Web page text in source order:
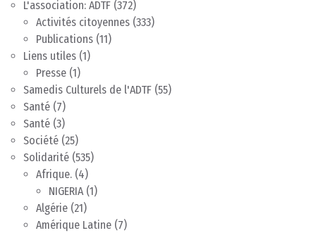
L'association: ADTF (372)
Activités citoyennes (333)
Publications (11)
Liens utiles (1)
Presse (1)
Samedis Culturels de l'ADTF (55)
Santé (7)
Santé (3)
Société (25)
Solidarité (535)
Afrique. (4)
NIGERIA (1)
Algérie (21)
Amérique Latine (7)